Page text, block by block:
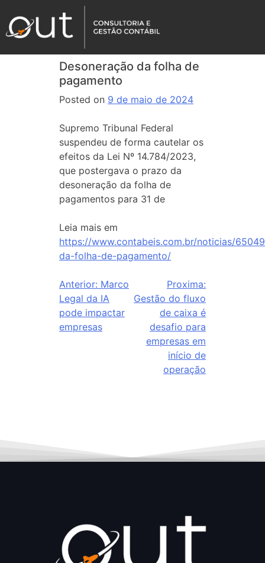
Desoneração da folha de
pagamento
Posted on 9 de maio de 2024
Supremo Tribunal Federal
suspendeu de forma cautelar os
efeitos da Lei Nº 14.784/2023,
que postergava o prazo da
desoneração da folha de
pagamentos para 31 de
Leia mais em
https://www.contabeis.com.br/noticias/
da-folha-de-pagamento/
Anterior: Marco
Legal da IA
pode impactar
empresas
Proxima:
Gestão do fluxo
de caixa é
desafio para
empresas em
início de
operação